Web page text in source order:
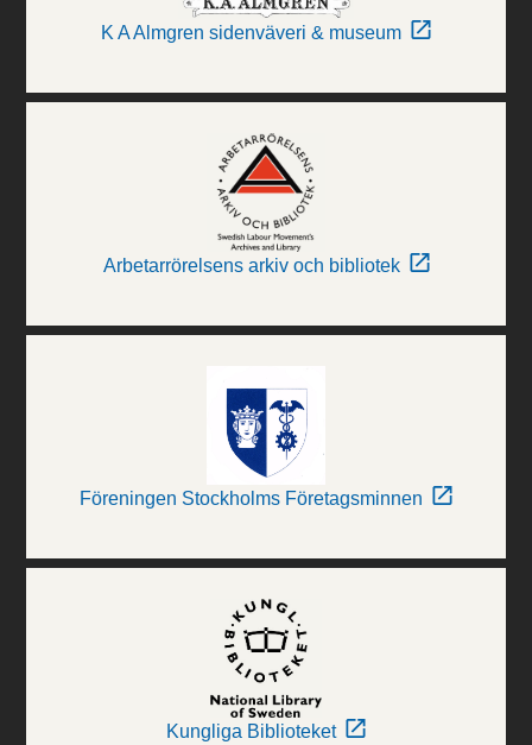
K A Almgren sidenväveri & museum
Arbetarrörelsens arkiv och bibliotek
Föreningen Stockholms Företagsminnen
Kungliga Biblioteket